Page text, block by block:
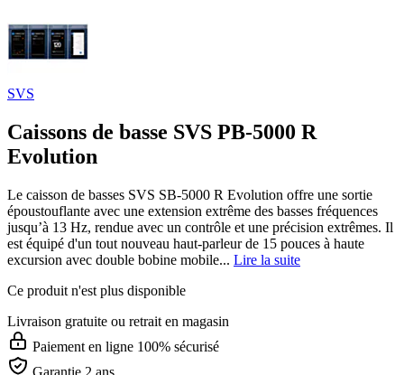
SVS
Caissons de basse SVS PB-5000 R
Evolution
Le caisson de basses SVS SB-5000 R Evolution offre une sortie
époustouflante avec une extension extrême des basses fréquences
jusqu’à 13 Hz, rendue avec un contrôle et une précision extrêmes. Il
est équipé d'un tout nouveau haut-parleur de 15 pouces à haute
excursion avec double bobine mobile... Lire la suite
Ce produit n'est plus disponible
Livraison gratuite ou retrait en magasin
Paiement en ligne 100% sécurisé
Garantie 2 ans